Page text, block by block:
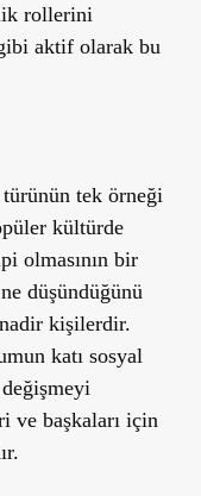
rollerini
aktif olarak bu
tek örneği
kültürde
olmasının bir
düşündüğünü
kişilerdir.
katı sosyal
ve başkaları için